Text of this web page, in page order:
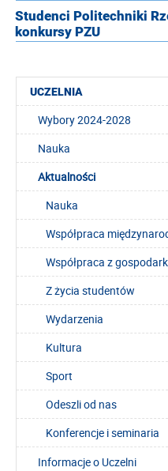
Studenci Politechniki
konkursy PZU
UCZELNIA
Wybory 2024-2028
Nauka
Aktualności
Nauka
Współpraca
Współpraca z
Z życia studentów
Wydarzenia
Kultura
Sport
Odeszli od nas
Konferencje i seminaria
Informacje o Uczelni